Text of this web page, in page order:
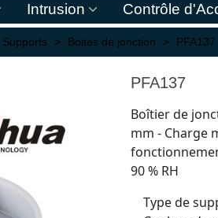
Intrusion Contrôle
Supports > Boites de jonction > PFA137
PFA137
Boîtier de
mm - Charge
90 % RH
Type de